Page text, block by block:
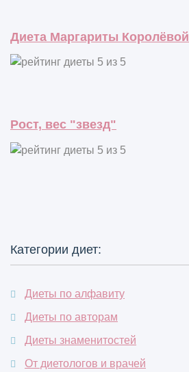
Диета Маргариты Королёвой
Рост, вес "звезд"
Категории диет:
Диеты по алфавиту
Диеты по авторам
Диеты знаменитостей
От диетологов и врачей